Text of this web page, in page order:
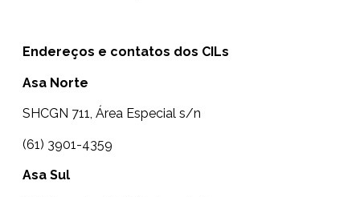
Endereços e contatos dos CILs
Asa Norte
SHCGN 711, Área Especial s/n
(61) 3901-4359
Asa Sul